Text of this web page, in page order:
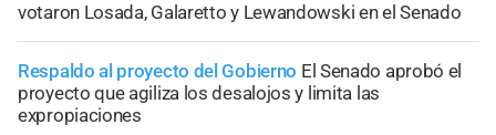
votaron Losada, Galaretto y Lewandowski en el Senado
Respaldo al proyecto del Gobierno El Senado aprobó el
proyecto que agiliza los desalojos y limita las
expropiaciones